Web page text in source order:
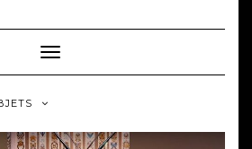
Toggle Navigation